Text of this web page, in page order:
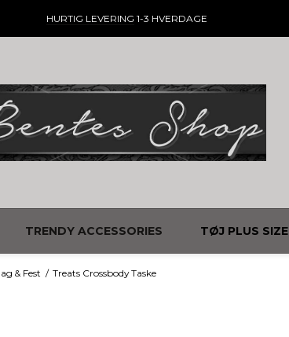
HURTIG LEVERING 1-3 HVERDAGE
TRENDY ACCESSORIES TØJ PLUS SIZE
& Fest / Treats Crossbody Taske